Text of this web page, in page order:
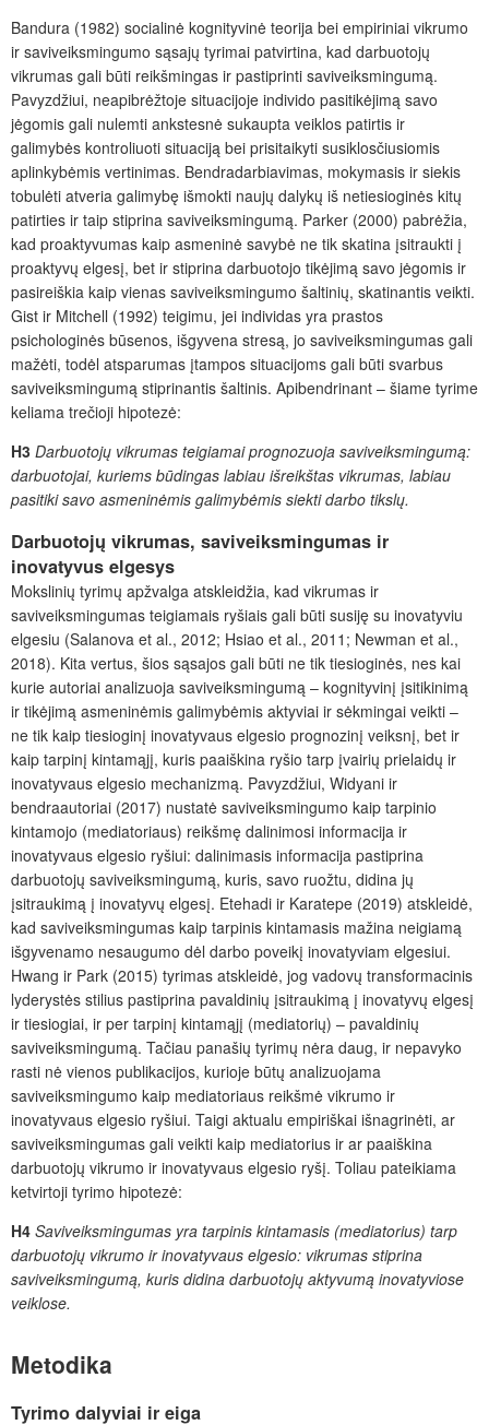
Bandura (1982) socialinė kognityvinė teorija bei empiriniai vikrumo
ir saviveiksmingumo sąsajų tyrimai patvirtina, kad darbuotojų
vikrumas gali būti reikšmingas ir pastiprinti saviveiksmingumą.
Pavyzdžiui, neapibrėžtoje situacijoje individo pasitikėjimą savo
jėgomis gali nulemti ankstesnė sukaupta veiklos patirtis ir
galimybės kontroliuoti situaciją bei prisitaikyti susiklosčiusiomis
aplinkybėmis vertinimas. Bendradarbiavimas, mokymasis ir siekis
tobulėti atveria galimybę išmokti naujų dalykų iš netiesioginės kitų
patirties ir taip stiprina saviveiksmingumą. Parker (2000) pabrėžia,
kad proaktyvumas kaip asmeninė savybė ne tik skatina įsitraukti į
proaktyvų elgesį, bet ir stiprina darbuotojo tikėjimą savo jėgomis ir
pasireiškia kaip vienas saviveiksmingumo šaltinių, skatinantis veikti.
Gist ir Mitchell (1992) teigimu, jei individas yra prastos
psichologinės būsenos, išgyvena stresą, jo saviveiksmingumas gali
mažėti, todėl atsparumas įtampos situacijoms gali būti svarbus
saviveiksmingumą stiprinantis šaltinis. Apibendrinant – šiame tyrime
keliama trečioji hipotezė:
H3 Darbuotojų vikrumas teigiamai prognozuoja saviveiksmingumą:
darbuotojai, kuriems būdingas labiau išreikštas vikrumas, labiau
pasitiki savo asmeninėmis galimybėmis siekti darbo tikslų.
Darbuotojų vikrumas, saviveiksmingumas ir
inovatyvus elgesys
Mokslinių tyrimų apžvalga atskleidžia, kad vikrumas ir
saviveiksmingumas teigiamais ryšiais gali būti susiję su inovatyviu
elgesiu (Salanova et al., 2012; Hsiao et al., 2011; Newman et al.,
2018). Kita vertus, šios sąsajos gali būti ne tik tiesioginės, nes kai
kurie autoriai analizuoja saviveiksmingumą – kognityvinį įsitikinimą
ir tikėjimą asmeninėmis galimybėmis aktyviai ir sėkmingai veikti –
ne tik kaip tiesioginį inovatyvaus elgesio prognozinį veiksnį, bet ir
kaip tarpinį kintamąjį, kuris paaiškina ryšio tarp įvairių prielaidų ir
inovatyvaus elgesio mechanizmą. Pavyzdžiui, Widyani ir
bendraautoriai (2017) nustatė saviveiksmingumo kaip tarpinio
kintamojo (mediatoriaus) reikšmę dalinimosi informacija ir
inovatyvaus elgesio ryšiui: dalinimasis informacija pastiprina
darbuotojų saviveiksmingumą, kuris, savo ruožtu, didina jų
įsitraukimą į inovatyvų elgesį. Etehadi ir Karatepe (2019) atskleidė,
kad saviveiksmingumas kaip tarpinis kintamasis mažina neigiamą
išgyvenamo nesaugumo dėl darbo poveikį inovatyviam elgesiui.
Hwang ir Park (2015) tyrimas atskleidė, jog vadovų transformacinis
lyderystės stilius pastiprina pavaldinių įsitraukimą į inovatyvų elgesį
ir tiesiogiai, ir per tarpinį kintamąjį (mediatorių) – pavaldinių
saviveiksmingumą. Tačiau panašių tyrimų nėra daug, ir nepavyko
rasti nė vienos publikacijos, kurioje būtų analizuojama
saviveiksmingumo kaip mediatoriaus reikšmė vikrumo ir
inovatyvaus elgesio ryšiui. Taigi aktualu empiriškai išnagrinėti, ar
saviveiksmingumas gali veikti kaip mediatorius ir ar paaiškina
darbuotojų vikrumo ir inovatyvaus elgesio ryšį. Toliau pateikiama
ketvirtoji tyrimo hipotezė:
H4 Saviveiksmingumas yra tarpinis kintamasis (mediatorius) tarp
darbuotojų vikrumo ir inovatyvaus elgesio: vikrumas stiprina
saviveiksmingumą, kuris didina darbuotojų aktyvumą inovatyviose
veiklose.
Metodika
Tyrimo dalyviai ir eiga